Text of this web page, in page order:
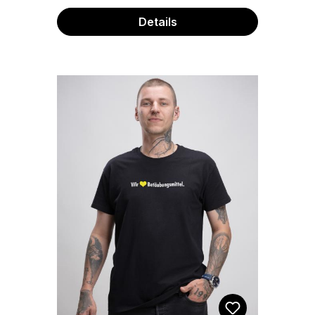
Bauchtaschen halten auch im
schlimmsten Zustand zu dir.
du ein klares Statement. Die Tasche
besitzt ein Hauptfach und separat
zugängliches Fach auf der Rückseite
mit Reißverschluss und einen
verstellbaren Gurt mit
Klickverschluss. EFN Druck auf der
Front Die Tasche hat extra lange
Schnallen und lässt sich so perfekt
über die Schulter tragen.
Materialzusammensetzung: 100%
Polyester. Maße: 23 x 7,5 x 13,5 cm
Details